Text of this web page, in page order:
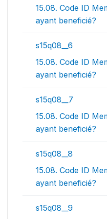
15.08. Code ID
ayant beneficié?
s15q08__6
15.08. Code ID
ayant beneficié?
s15q08__7
15.08. Code ID
ayant beneficié?
s15q08__8
15.08. Code ID
ayant beneficié?
s15q08__9